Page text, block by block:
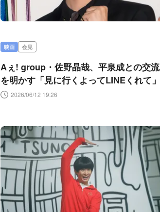
映画 会見
Aぇ! group・佐野晶哉、平泉成との交流
を明かす「見に行くよってLINEくれて」
2026/06/12 19:26